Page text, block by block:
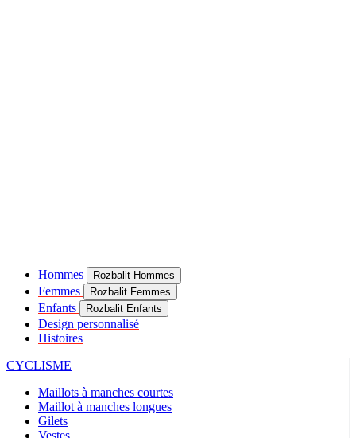
Hommes Rozbalit Hommes
Femmes Rozbalit Femmes
Enfants Rozbalit Enfants
Design personnalisé
Histoires
CYCLISME
Maillots à manches courtes
Maillot à manches longues
Gilets
Vestes